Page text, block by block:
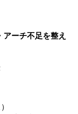
ーチ不足を整え